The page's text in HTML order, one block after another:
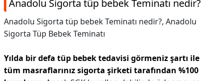
Anadolu Sigorta tüp bebek Teminatı nedir?
Anadolu Sigorta tüp bebek Teminatı nedir?, Anadolu
Sigorta Tüp Bebek Teminatı
Yılda bir defa tüp bebek tedavisi görmeniz şartı ile
tüm masraflarınız sigorta şirketi tarafından %100